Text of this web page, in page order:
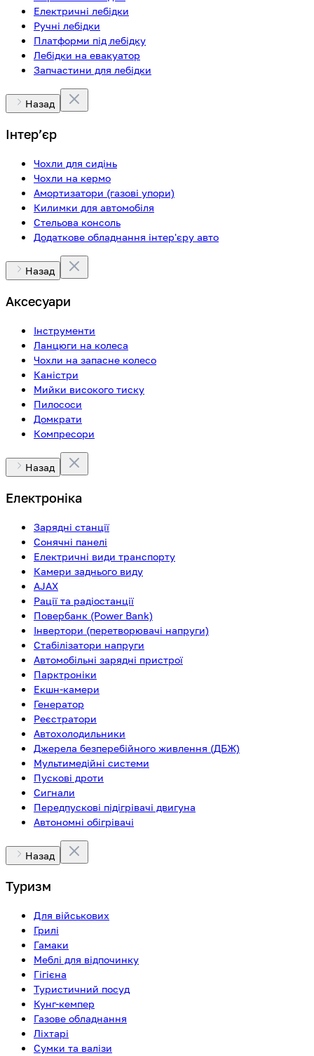
Електричні лебідки
Ручні лебідки
Платформи під лебідку
Лебідки на евакуатор
Запчастини для лебідки
Назад
Інтерʼєр
Чохли для сидінь
Чохли на кермо
Амортизатори (газові упори)
Килимки для автомобіля
Стельова консоль
Додаткове обладнання інтер'єру авто
Назад
Аксесуари
Інструменти
Ланцюги на колеса
Чохли на запасне колесо
Каністри
Мийки високого тиску
Пилососи
Домкрати
Компресори
Назад
Електроніка
Зарядні станції
Сонячні панелі
Електричні види транспорту
Камери заднього виду
AJAX
Рації та радіостанції
Повербанк (Power Bank)
Інвертори (перетворювачі напруги)
Стабілізатори напруги
Автомобільні зарядні пристрої
Парктроніки
Екшн-камери
Генератор
Реєстратори
Автохолодильники
Джерела безперебійного живлення (ДБЖ)
Мультимедійні системи
Пускові дроти
Сигнали
Передпускові підігрівачі двигуна
Автономні обігрівачі
Назад
Туризм
Для військових
Грилі
Гамаки
Меблі для відпочинку
Гігієна
Туристичний посуд
Кунг-кемпер
Газове обладнання
Ліхтарі
Сумки та валізи